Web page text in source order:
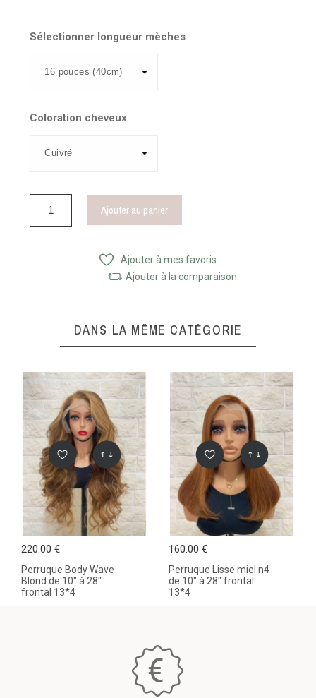
Sélectionner longueur mèches
Coloration cheveux
Ajouter au panier
Ajouter à mes favoris
Ajouter à la comparaison
DANS LA MÊME CATÉGORIE
Perruque Body Wave
Blond de 10" à 28"
frontal 13*4
220.00 €
Perruque Lisse miel n4
de 10" à 28" frontal
13*4
160.00 €